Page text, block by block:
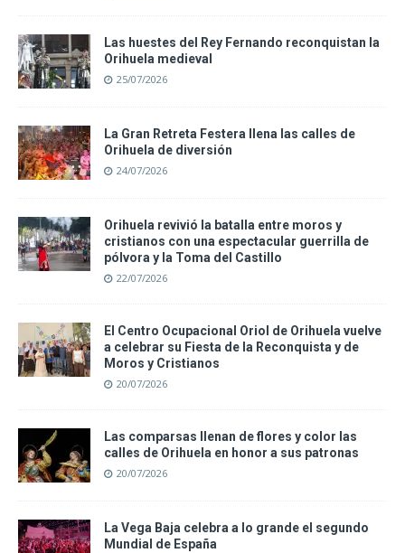
Las huestes del Rey Fernando reconquistan la
Orihuela medieval
25/07/2026
La Gran Retreta Festera llena las calles de
Orihuela de diversión
24/07/2026
Orihuela revivió la batalla entre moros y
cristianos con una espectacular guerrilla de
pólvora y la Toma del Castillo
22/07/2026
El Centro Ocupacional Oriol de Orihuela vuelve
a celebrar su Fiesta de la Reconquista y de
Moros y Cristianos
20/07/2026
Las comparsas llenan de flores y color las
calles de Orihuela en honor a sus patronas
20/07/2026
La Vega Baja celebra a lo grande el segundo
Mundial de España